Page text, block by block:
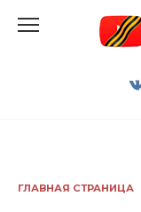
ГЛАВНАЯ СТРАНИЦА